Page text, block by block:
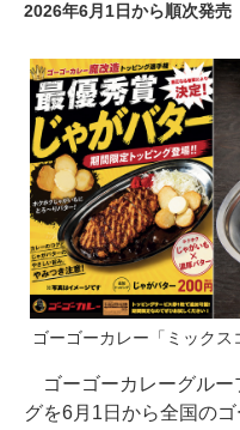
2026年6月1日から順次発売
ゴーゴーカレー「ミックス
ゴーゴーカレーグルー
グを6月1日から全国の